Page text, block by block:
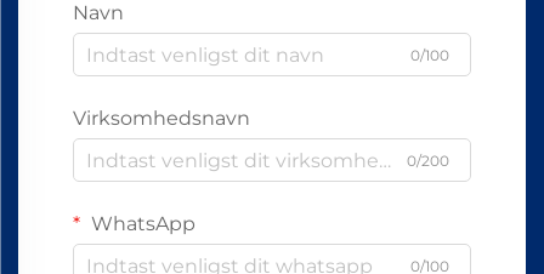
Navn
0/100
Virksomhedsnavn
0/200
WhatsApp
0/100